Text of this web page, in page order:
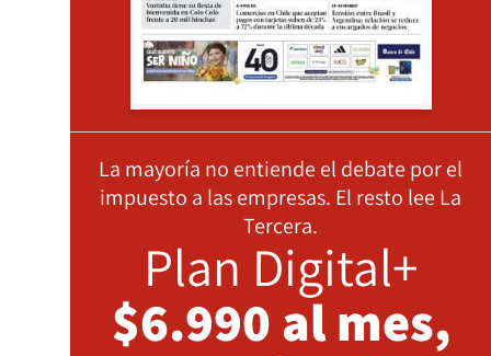
La mayoría no entiende el debate por el
impuesto a las empresas. El resto lee La
Tercera.
Plan Digital+
$6.990 al mes,